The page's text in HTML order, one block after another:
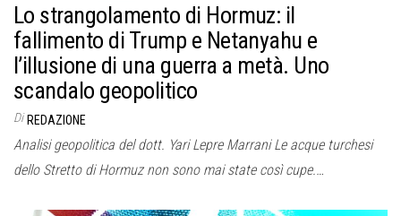
Lo strangolamento di Hormuz: il
fallimento di Trump e Netanyahu e
l’illusione di una guerra a metà. Uno
scandalo geopolitico
Di REDAZIONE
Analisi geopolitica del dott. Yari Lepre Marrani Le acque turchesi
dello Stretto di Hormuz non sono mai state così cupe.…